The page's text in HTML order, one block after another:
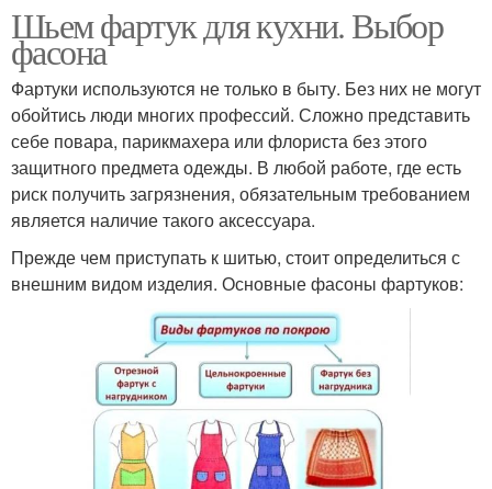
Шьем фартук для кухни. Выбор
фасона
Фартуки используются не только в быту. Без них не могут
обойтись люди многих профессий. Сложно представить
себе повара, парикмахера или флориста без этого
защитного предмета одежды. В любой работе, где есть
риск получить загрязнения, обязательным требованием
является наличие такого аксессуара.
Прежде чем приступать к шитью, стоит определиться с
внешним видом изделия. Основные фасоны фартуков: